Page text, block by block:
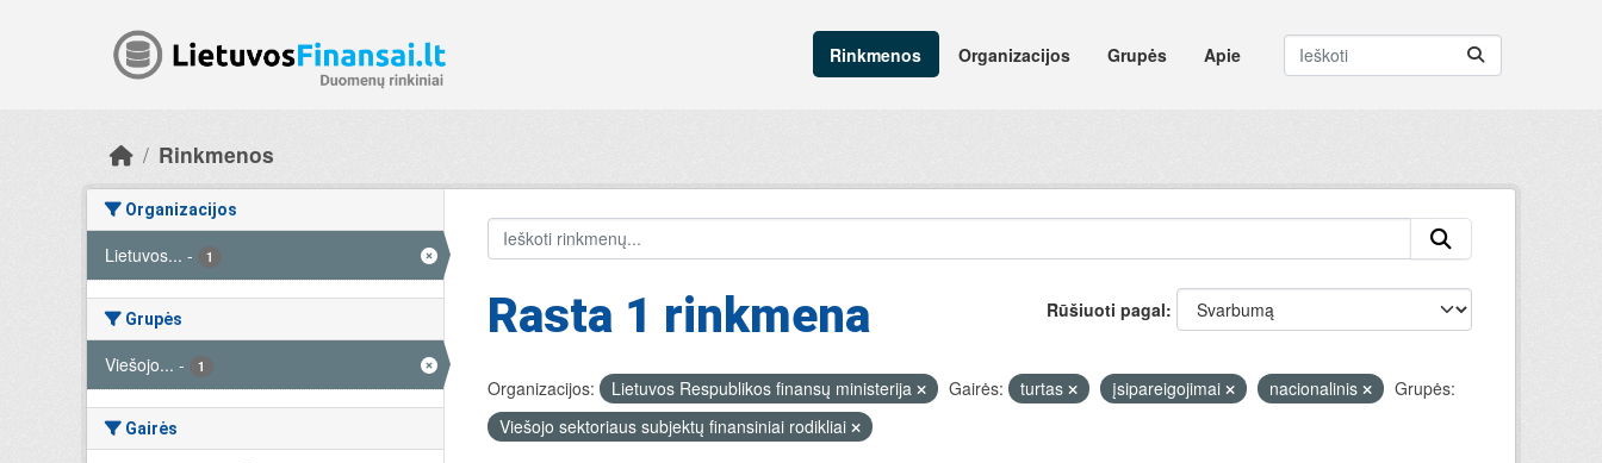
Rinkmenos
Organizacijos Grupės Apie
Rinkmenos
Organizacijos
Lietuvos... - 1
Grupės
Viešojo... - 1
Gairės
Rūšiuoti pagal
Rasta 1 rinkmena
Organizacijos: Lietuvos Respublikos finansų ministerija Gairės: turtas įsipareigojimai nacionalinis
Grupės:
Viešojo sektoriaus subjektų finansiniai rodikliai